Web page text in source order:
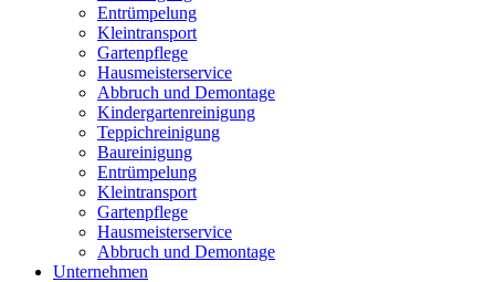
Entrümpelung
Kleintransport
Gartenpflege
Hausmeisterservice
Abbruch und Demontage
Kindergartenreinigung
Teppichreinigung
Baureinigung
Entrümpelung
Kleintransport
Gartenpflege
Hausmeisterservice
Abbruch und Demontage
Unternehmen